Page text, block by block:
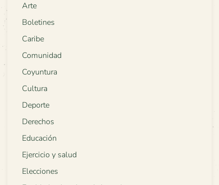
Arte
Boletines
Caribe
Comunidad
Coyuntura
Cultura
Deporte
Derechos
Educación
Ejercicio y salud
Elecciones